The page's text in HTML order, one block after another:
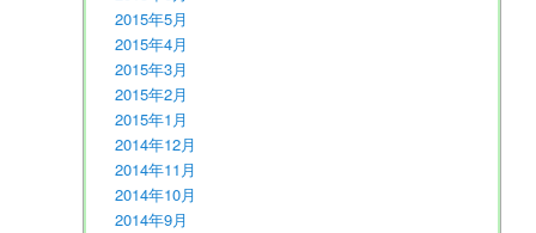
2015年5月
2015年4月
2015年3月
2015年2月
2015年1月
2014年12月
2014年11月
2014年10月
2014年9月